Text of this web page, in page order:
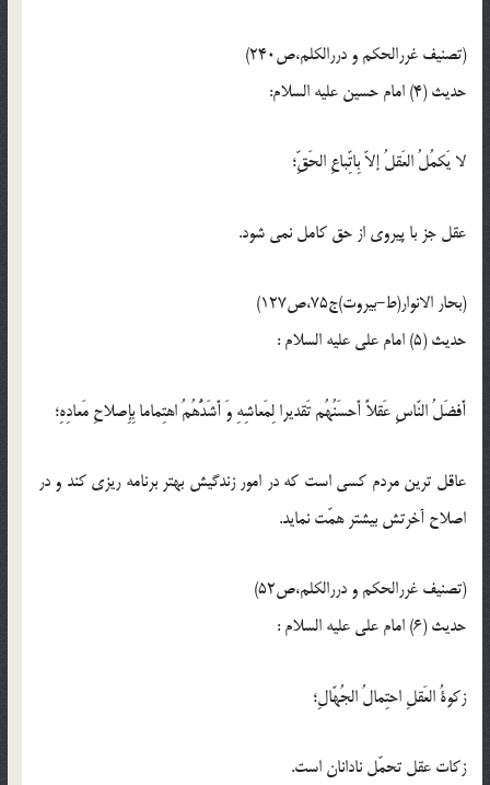
(تصنیف غررالحکم و دررالکلم،ص240)
حدیث (4) امام حسین عليه السلام:
لا يَكمُلُ العَقلُ إلاّ بِاتِّباعِ الحَقِّ؛
عقل جز با پيروى از حق كامل نمى شود.
(بحار الانوار(ط-بیروت)ج75،ص127)
حدیث (5) امام على عليه السلام :
أَفضَلُ النّاسِ عَقلاً أَحسَنُهُم تَقديرا لِمَعاشِهِ وَ أَشَدُّهُمُ اهتِماما بِإِصلاحِ مَعادِهِ؛
عاقل ترين مردم كسى است كه در امور زندگيش بهتر برنامه ريزى كند و در
اصلاح آخرتش بيشتر همّت نمايد.
(تصنیف غررالحکم و دررالکلم،ص52)
حدیث (6) امام على عليه السلام :
زكوةُ العَقلِ احتِمالُ الجُهّالِ؛
زكات عقل تحمّل نادانان است.